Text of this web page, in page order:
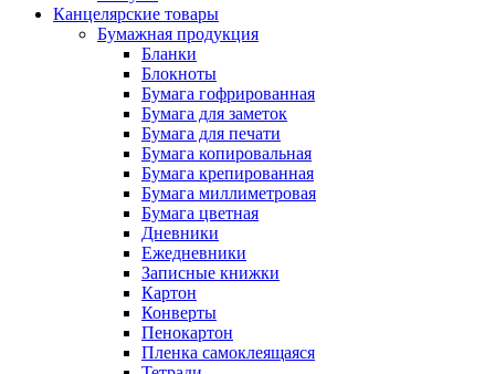
Канцелярские товары
Бумажная продукция
Бланки
Блокноты
Бумага гофрированная
Бумага для заметок
Бумага для печати
Бумага копировальная
Бумага крепированная
Бумага миллиметровая
Бумага цветная
Дневники
Ежедневники
Записные книжки
Картон
Конверты
Пенокартон
Пленка самоклеящаяся